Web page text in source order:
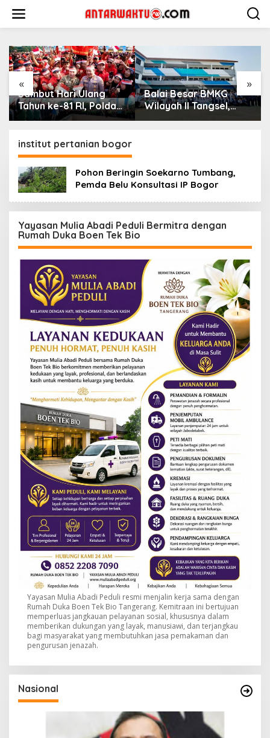
konten
« »
Sambut Hari Ulang
Tahun ke-81 RI, Polda
Metro Jaya Gelar Apel
Balai Besar BMKG
Wilayah II Tangsel,
Edukasi Bencana
institut pertanian bogor
Pohon Beringin Soekarno Tumbang,
Pemda Belu Konsultasi IP Bogor
Yayasan Mulia Abadi Peduli Bermitra dengan
Rumah Duka Boen Tek Bio
Yayasan Mulia Abadi Peduli resmi menjalin kerja sama dengan
Rumah Duka Boen Tek Bio Tangerang. Kemitraan ini bertujuan
memperluas jangkauan pelayanan sosial, khususnya dalam
memberikan dukungan yang layak, manusiawi, dan terjangkau
bagi masyarakat yang membutuhkan jasa pemakaman dan
pengurusan jenazah.
Nasional